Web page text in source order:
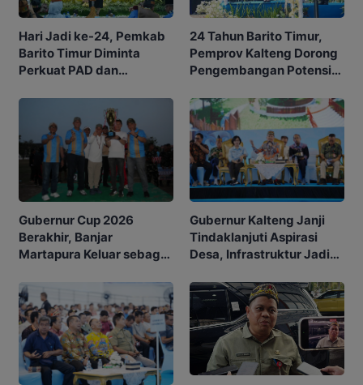
Hari Jadi ke-24, Pemkab
Barito Timur Diminta
Perkuat PAD dan
24 Tahun Barito Timur,
Pemprov Kalteng Dorong
Pengembangan Potensi
Gubernur Cup 2026
Berakhir, Banjar
Martapura Keluar sebagai
Gubernur Kalteng Janji
Tindaklanjuti Aspirasi
Desa, Infrastruktur Jadi